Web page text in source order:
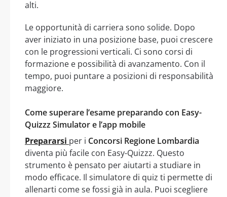
alti.
Le opportunità di carriera sono solide. Dopo
aver iniziato in una posizione base, puoi crescere
con le progressioni verticali. Ci sono corsi di
formazione e possibilità di avanzamento. Con il
tempo, puoi puntare a posizioni di responsabilità
maggiore.
Come superare l’esame preparando con Easy-
Quizzz Simulator e l’app mobile
Prepararsi per i Concorsi Regione Lombardia
diventa più facile con Easy-Quizzz. Questo
strumento è pensato per aiutarti a studiare in
modo efficace. Il simulatore di quiz ti permette di
allenarti come se fossi già in aula. Puoi scegliere